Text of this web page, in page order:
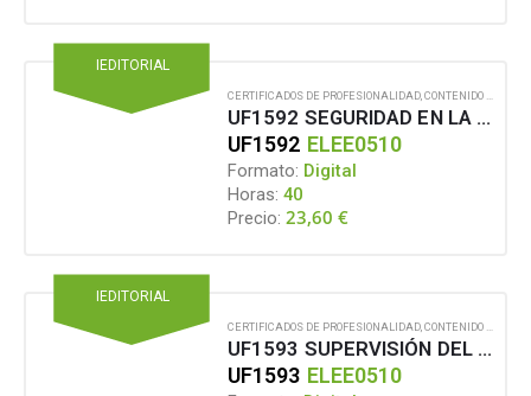
IEDITORIAL
CERTIFICADOS DE PROFESIONALIDAD,CONTENIDO EN FORMATO DIGITAL
UF1592 SEGURIDAD EN LA SUPERVISIÓN DEL MONTAJE DE REDES ELÉCTRICAS SUBTERRÁNEAS DE ALTA TENSIÓN DE SEGUNDA Y TERCERA CATEGORÍA, Y CENTROS DE TRANSFORMACIÓN DE INTERIOR
UF1592 ELEE0510
Formato: Digital
Horas: 40
Precio: 23,60€
IEDITORIAL
CERTIFICADOS DE PROFESIONALIDAD CONTENIDO EN FORMATO DIGITAL
UF1593 SUPERVISIÓN DEL MANTENIMIENTO DE REDES ELÉCTRICAS SUBTERRÁNEAS DE ALTA TENSIÓN DE SEGUNDA Y TERCERA CATEGORÍA
UF1593 ELEE0510